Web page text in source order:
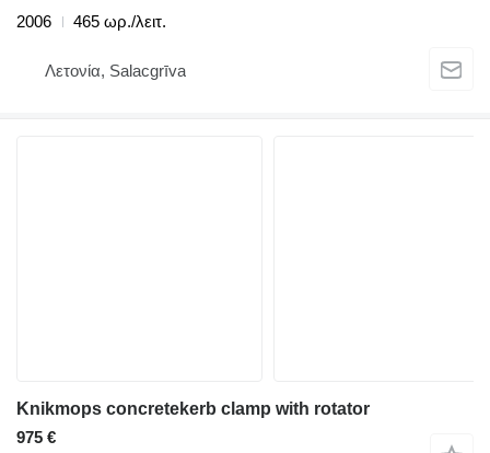
2006
465 ωρ./λειτ.
Λετονία, Salacgrīva
Knikmops concretekerb clamp with rotator
975 €